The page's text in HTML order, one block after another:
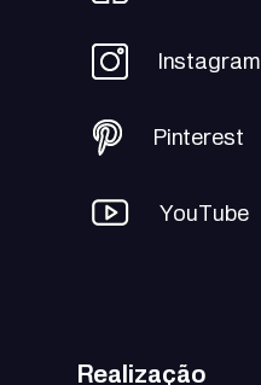
Instagram
Pinterest
YouTube
Realização